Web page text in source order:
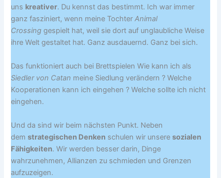
uns kreativer. Du kennst das bestimmt. Ich war immer
ganz fasziniert, wenn meine TochterAnimal
Crossing gespielt hat, weil sie dort auf unglaubliche Weise
ihre Welt gestaltet hat. Ganz ausdauernd. Ganz bei sich.
Das funktioniert auch bei Brettspielen Wie kann ich als
Siedler von Catan meine Siedlung verändern ? Welche
Kooperationen kann ich eingehen ? Welche sollte ich nicht
eingehen.
Und da sind wir beim nächsten Punkt. Neben
demstrategischen Denken schulen wir unseresozialen
Fähigkeiten. Wir werden besser darin, Dinge
wahrzunehmen, Allianzen zu schmieden und Grenzen
aufzuzeigen.